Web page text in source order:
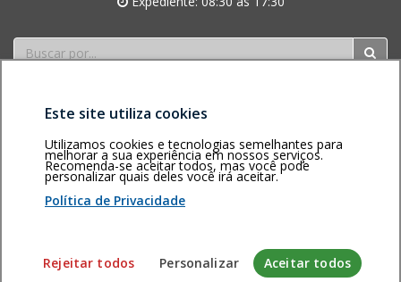
Buscar
Área restritaPolítica de
privacidadePersonalização
de cookies
Sistema desenvolvido pela Gerência de Tecnologia da
Este site utiliza cookies
Utilizamos cookies e tecnologias semelhantes para
melhorar a sua experiência em nossos serviços.
Recomenda-se aceitar todos, mas você pode
personalizar quais deles você irá aceitar.
Política de Privacidade
Rejeitar todos Personalizar Aceitar todos